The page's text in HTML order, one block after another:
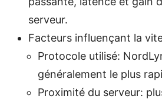
serveur.
Facteurs influençant la
Protocole utilisé:
généralement le plus
Proximité du serveur: